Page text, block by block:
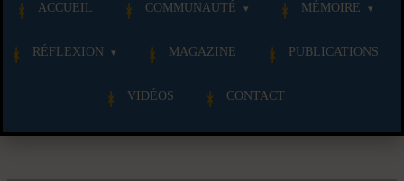
ACCUEIL COMMUNAUTÉ MÉMOIRE
RÉFLEXION MAGAZINE PUBLICATIONS
VIDÉOS CONTACT